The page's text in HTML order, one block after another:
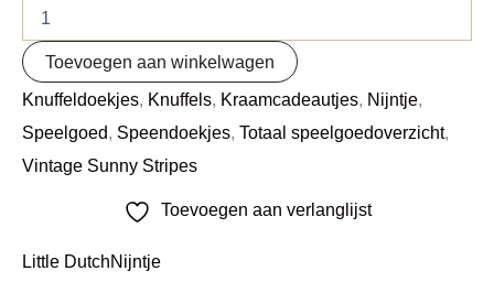
Toevoegen aan winkelwagen
Knuffeldoekjes, Knuffels, Kraamcadeautjes, Nijntje,
Speelgoed, Speendoekjes, Totaal speelgoedoverzicht,
Vintage Sunny Stripes
Toevoegen aan verlanglijst
Little DutchNijntje